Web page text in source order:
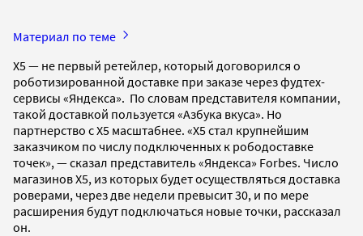
Материал по теме
X5 — не первый ретейлер, который договорился о
роботизированной доставке при заказе через фудтех-
сервисы «Яндекса». По словам представителя компании,
такой доставкой пользуется «Азбука вкуса». Но
партнерство с X5 масштабнее. «X5 стал крупнейшим
заказчиком по числу подключенных к рободоставке
точек», — сказал представитель «Яндекса» Forbes. Число
магазинов X5, из которых будет осуществляться доставка
роверами, через две недели превысит 30, и по мере
расширения будут подключаться новые точки, рассказал
он.